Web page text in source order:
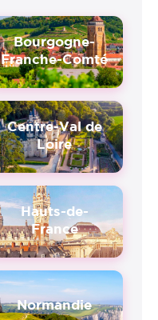
Bourgogne-
Franche-Comté
Centre-Val de
Loire
Hauts-de-
France
Normandie